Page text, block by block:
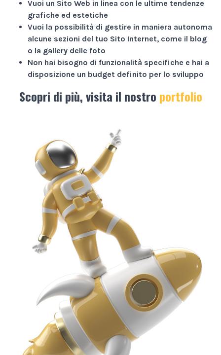
Vuoi un Sito Web in linea con le ultime tendenze
grafiche ed estetiche
Vuoi la possibilità di gestire in maniera autonoma
alcune sezioni del tuo Sito Internet, come il blog
o la gallery delle foto
Non hai bisogno di funzionalità specifiche e hai a
disposizione un budget definito per lo sviluppo
Scopri di più, visita il nostro portfolio